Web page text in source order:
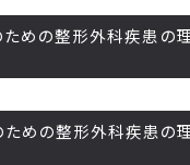
めの整形外科疾患の
めの整形外科疾患の